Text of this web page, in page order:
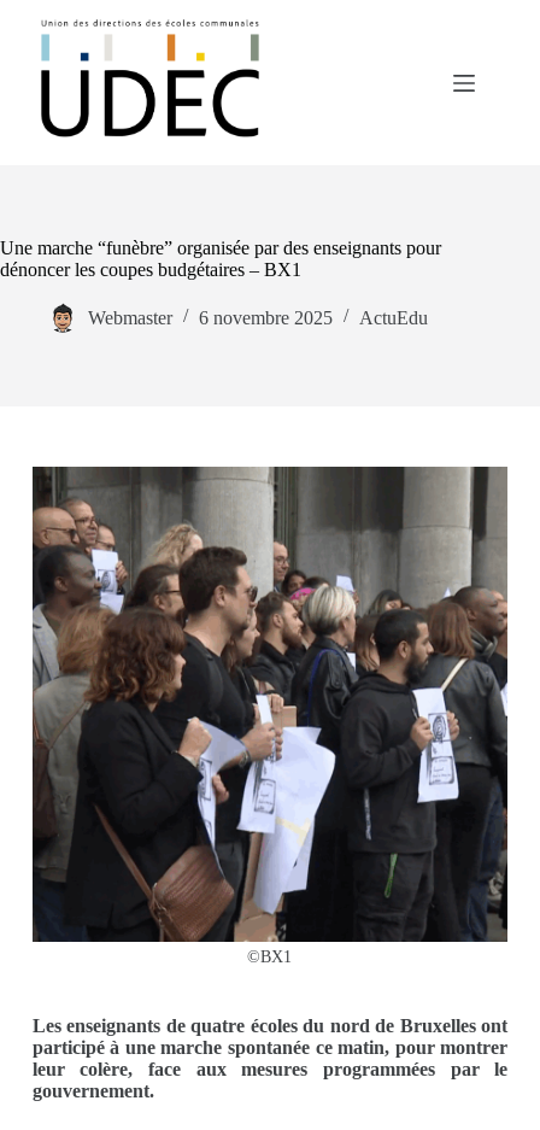
Une marche “funèbre” organisée par des enseignants pour
dénoncer les coupes budgétaires – BX1
Webmaster 6 novembre 2025 ActuEdu
©BX1
Les enseignants de quatre écoles du nord de Bruxelles ont
participé à une marche spontanée ce matin, pour montrer
leur colère, face aux mesures programmées par le
gouvernement.